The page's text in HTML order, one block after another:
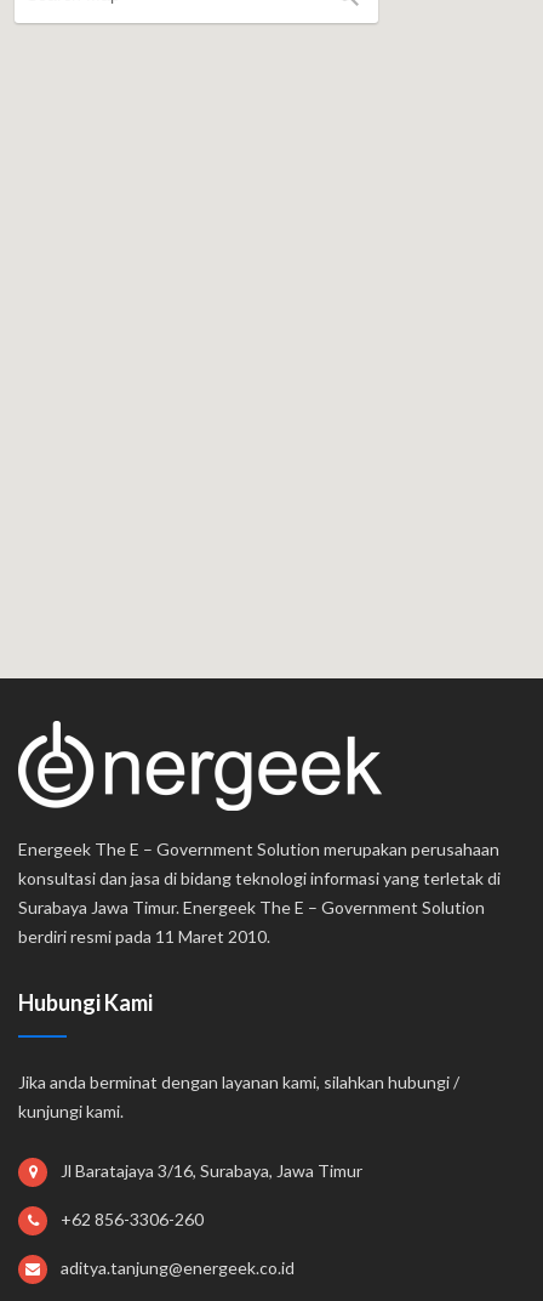
Energeek The E – Government Solution merupakan perusahaan
konsultasi dan jasa di bidang teknologi informasi yang terletak di
Surabaya Jawa Timur. Energeek The E – Government Solution
berdiri resmi pada 11 Maret 2010.
Hubungi Kami
Jika anda berminat dengan layanan kami, silahkan hubungi /
kunjungi kami.
Jl Baratajaya 3/16, Surabaya, Jawa Timur
+62 856-3306-260
aditya.tanjung@energeek.co.id